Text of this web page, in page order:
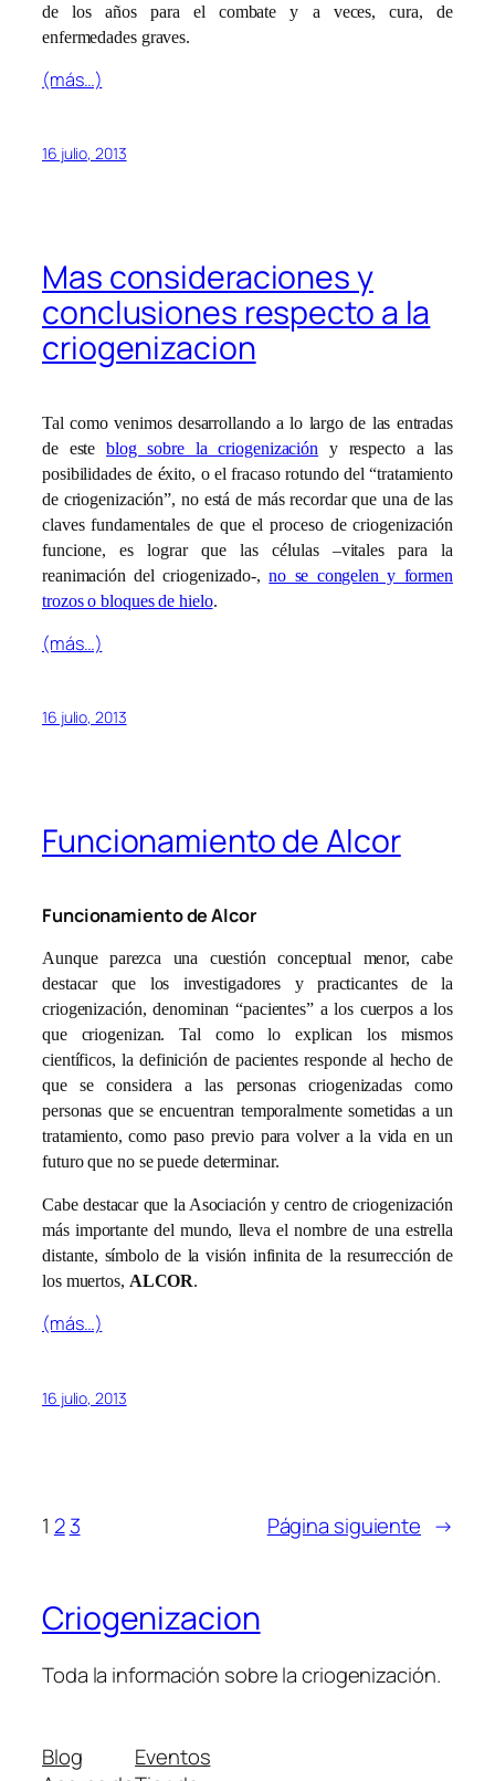
de los años para el combate y a veces, cura, de
enfermedades graves.
(más…)
16 julio, 2013
Mas consideraciones y
conclusiones respecto a la
criogenizacion
Tal como venimos desarrollando a lo largo de las entradas
de esteblog sobre la criogenización y respecto a las
posibilidades de éxito, o el fracaso rotundo del “tratamiento
de criogenización”, no está de más recordar que una de las
claves fundamentales de que el proceso de criogenización
funcione, es lograr que las células –vitales para la
reanimación del criogenizado-,no se congelen y formen
trozos o bloques de hielo.
(más…)
16 julio, 2013
Funcionamiento de Alcor
Funcionamiento de Alcor
Aunque parezca una cuestión conceptual menor, cabe
destacar que los investigadores y practicantes de la
criogenización, denominan “pacientes” a los cuerpos a los
que criogenizan. Tal como lo explican los mismos
científicos, la definición de pacientes responde al hecho de
que se considera a las personas criogenizadas como
personas que se encuentran temporalmente sometidas a un
tratamiento, como paso previo para volver a la vida en un
futuro que no se puede determinar.
Cabe destacar que la Asociación y centro de criogenización
más importante del mundo, lleva el nombre de una estrella
distante, símbolo de la visión infinita de la resurrección de
los muertos, ALCOR.
(más…)
16 julio, 2013
1 2 3 Página siguiente →
Criogenizacion
Toda la información sobre la criogenización.
Blog
Eventos